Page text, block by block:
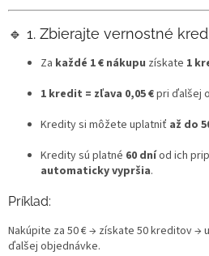
🔹 1. Zbierajte vernostné
Za každé 1 € nákupu získate 1
1 kredit = zľava 0,05 €pri ďalšej
Kredity si môžete uplatniť až do
Kredity sú platné 60 dníod ich
automaticky vypršia.
Príklad:
Nakúpite za 50 € → získate 50 kreditov →
ďalšej objednávke.